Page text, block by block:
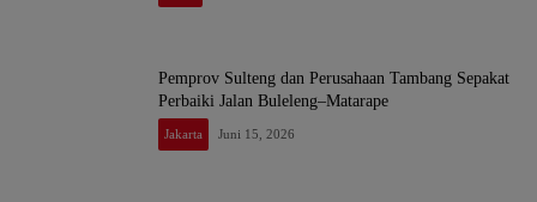
Pemprov Sulteng dan Perusahaan Tambang Sepakat
Perbaiki Jalan Buleleng–Matarape
Jakarta Juni 15, 2026